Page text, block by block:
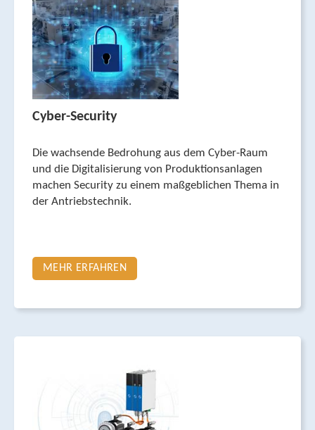
Cyber-Security
Die wachsende Bedrohung aus dem Cyber-Raum
und die Digitalisierung von Produk­tions­anlagen
machen Security zu einem maßgeblichen Thema in
der Antriebstechnik.
MEHR ERFAHREN